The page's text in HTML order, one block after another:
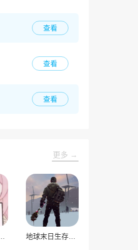
查看
查看
查看
更多 →
地球末日生存官方版